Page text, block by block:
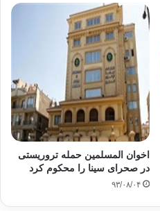
اخوان المسلمین حمله تروریستی
در صحرای سینا را محکوم کرد
۹۳/۰۸/۰۴